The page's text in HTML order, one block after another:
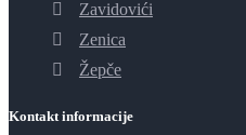
Zavidovići
Zenica
Žepče
Kontakt informacije